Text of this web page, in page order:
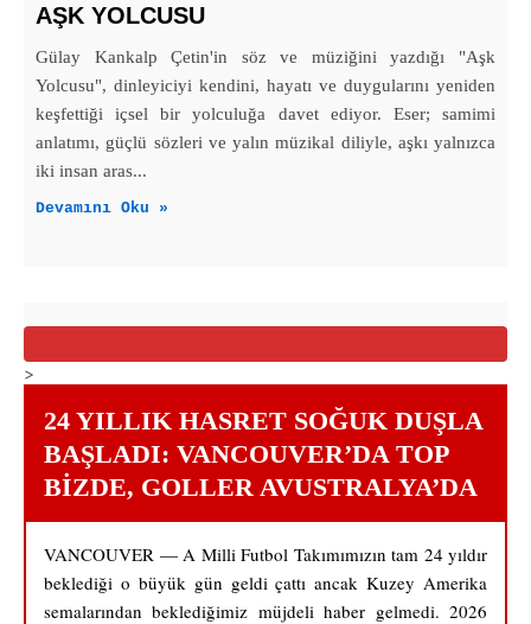
AŞK YOLCUSU
Gülay Kankalp Çetin'in söz ve müziğini yazdığı "Aşk
Yolcusu", dinleyiciyi kendini, hayatı ve duygularını yeniden
keşfettiği içsel bir yolculuğa davet ediyor. Eser; samimi
anlatımı, güçlü sözleri ve yalın müzikal diliyle, aşkı yalnızca
iki insan aras...
Devamını Oku »
>
24 YILLIK HASRET SOĞUK DUŞLA
BAŞLADI: VANCOUVER’DA TOP
BIZDE, GOLLER AVUSTRALYA’DA
VANCOUVER — A Milli Futbol Takımımızın tam 24 yıldır
beklediği o büyük gün geldi çattı ancak Kuzey Amerika
semalarından beklediğimiz müjdeli haber gelmedi. 2026